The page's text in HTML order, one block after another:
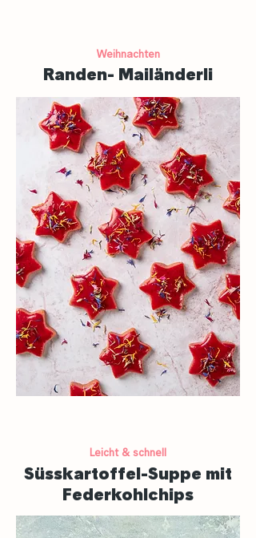
Weihnachten
Randen- Mailänderli
Leicht & schnell
Süsskartoffel-Suppe mit
Federkohlchips